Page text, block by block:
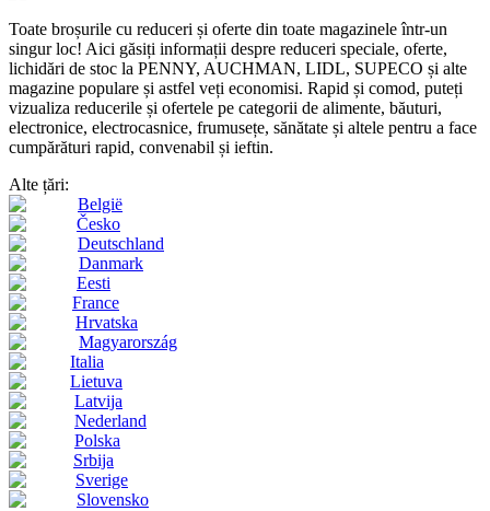
Toate broșurile cu reduceri și oferte din toate magazinele într-un
singur loc! Aici găsiți informații despre reduceri speciale, oferte,
lichidări de stoc la PENNY, AUCHMAN, LIDL, SUPECO și alte
magazine populare și astfel veți economisi. Rapid și comod, puteți
vizualiza reducerile și ofertele pe categorii de alimente, băuturi,
electronice, electrocasnice, frumusețe, sănătate și altele pentru a face
cumpărături rapid, convenabil și ieftin.
Alte țări:
België
Česko
Deutschland
Danmark
Eesti
France
Hrvatska
Magyarország
Italia
Lietuva
Latvija
Nederland
Polska
Srbija
Sverige
Slovensko